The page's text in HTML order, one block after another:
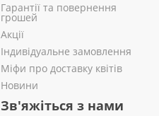
Гарантії та повернення
грошей
Акції
Індивідуальне замовлення
Міфи про доставку квітів
Новини
Зв'яжіться з нами